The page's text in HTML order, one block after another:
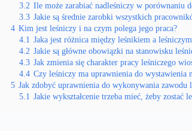
3.2 Ile może zarabiać nadleśniczy w porównaniu
3.3 Jakie są średnie zarobki wszystkich
4 Kim jest leśniczy i na czym polega jego praca?
4.1 Jaka jest różnica między leśnikiem a
4.2 Jakie są główne obowiązki na stanowisku
4.3 Jak zmienia się charakter pracy leśniczego
4.4 Czy leśniczy ma uprawnienia do wystawienia
5 Jak zdobyć uprawnienia do wykonywania zawodu
5.1 Jakie wykształcenie trzeba mieć, żeby zostać